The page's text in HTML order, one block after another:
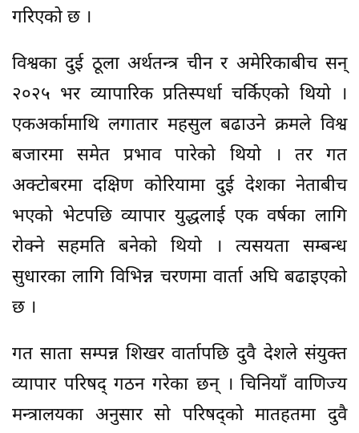
गरिएको छ ।
विश्वका दुई ठूला अर्थतन्त्र चीन र अमेरिकाबीच सन्
२०२५ भर व्यापारिक प्रतिस्पर्धा चर्किएको थियो ।
एकअर्कामाथि लगातार महसुल बढाउने क्रमले विश्व
बजारमा समेत प्रभाव पारेको थियो । तर गत
अक्टोबरमा दक्षिण कोरियामा दुई देशका नेताबीच
भएको भेटपछि व्यापार युद्धलाई एक वर्षका लागि
रोक्ने सहमति बनेको थियो । त्यसयता सम्बन्ध
सुधारका लागि विभिन्न चरणमा वार्ता अघि बढाइएको
छ ।
गत साता सम्पन्न शिखर वार्तापछि दुवै देशले संयुक्त
व्यापार परिषद् गठन गरेका छन् । चिनियाँ वाणिज्य
मन्त्रालयका अनुसार सो परिषद्को मातहतमा दुवै